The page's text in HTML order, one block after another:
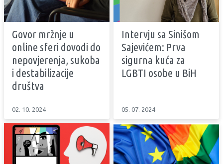
Govor mržnje u
online sferi dovodi do
nepovjerenja, sukoba
i destabilizacije
društva
02. 10. 2024
Intervju sa Sinišom
Sajevićem: Prva
sigurna kuća za
LGBTI osobe u BiH
05. 07. 2024